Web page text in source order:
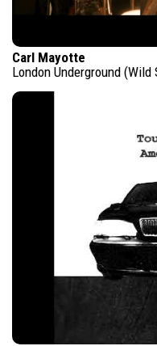
Carl Mayotte
London Underground